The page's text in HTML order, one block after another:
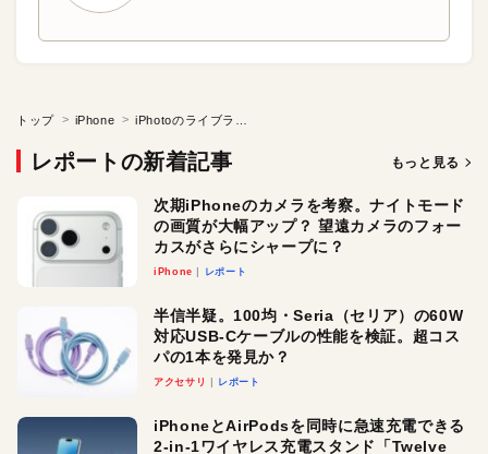
トップ iPhone
レポートの新着記事 もっと見る
次期iPhoneのカメラを考察。ナイトモード
の画質が大幅アップ？ 望遠カメラのフォー
カスがさらにシャープに？
iPhone レポート
半信半疑。100均・Seria（セリア）の60W
対応USB-Cケーブルの性能を検証。超コス
パの1本を発見か？
アクセサリ レポート
iPhoneとAirPodsを同時に急速充電できる
2-in-1ワイヤレス充電スタンド「Twelve